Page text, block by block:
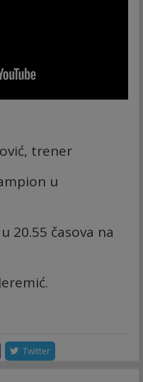
trener
u
20.55 časova na
Twitter